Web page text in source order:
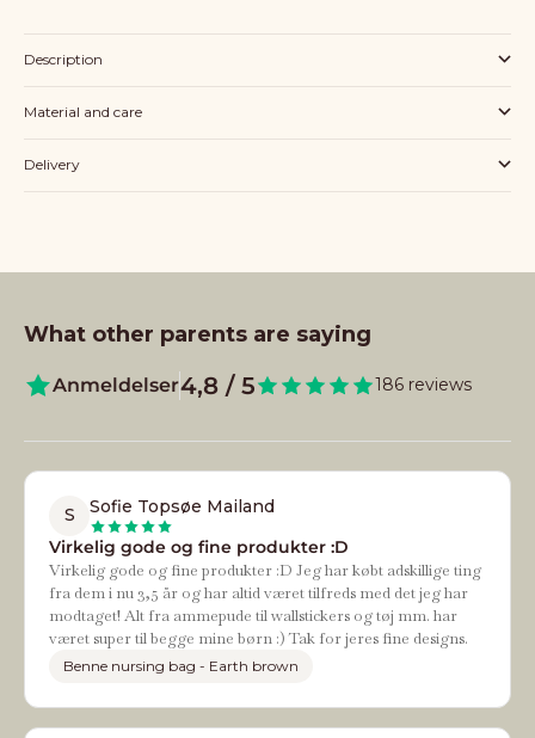
Description
Material and care
Delivery
What other parents are saying
Anmeldelser4,8 / 5 186 reviews
S
Sofie Topsøe Mailand
Virkelig gode og fine produkter :D
Virkelig gode og fine produkter :D Jeg har købt adskillige ting
fra dem i nu 3,5 år og har altid været tilfreds med det jeg har
modtaget! Alt fra ammepude til wallstickers og tøj mm. har
været super til begge mine børn :) Tak for jeres fine designs.
Benne nursing bag - Earth brown